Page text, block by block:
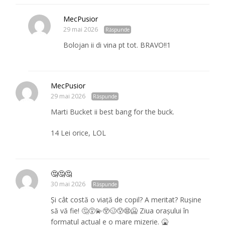
MecPusior
29 mai 2026 Răspunde
Bolojan ii di vina pt tot. BRAVO!!1
MecPusior
29 mai 2026 Răspunde
Marti Bucket ii best bang for the buck.
14 Lei orice, LOL
🤔🤔🤔
30 mai 2026 Răspunde
Și cât costă o viață de copil? A meritat? Rușine
să vă fie! 🤔😵‍💫😲🥴😰😨🥶 Ziua orașului în
formatul actual e o mare mizerie. 🤮